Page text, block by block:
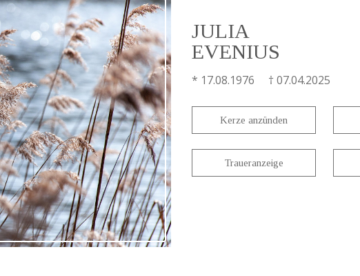
JULIA
EVENIUS
* 17.08.1976 † 07.04.2025
Kerze anzünden
Traueranzeige